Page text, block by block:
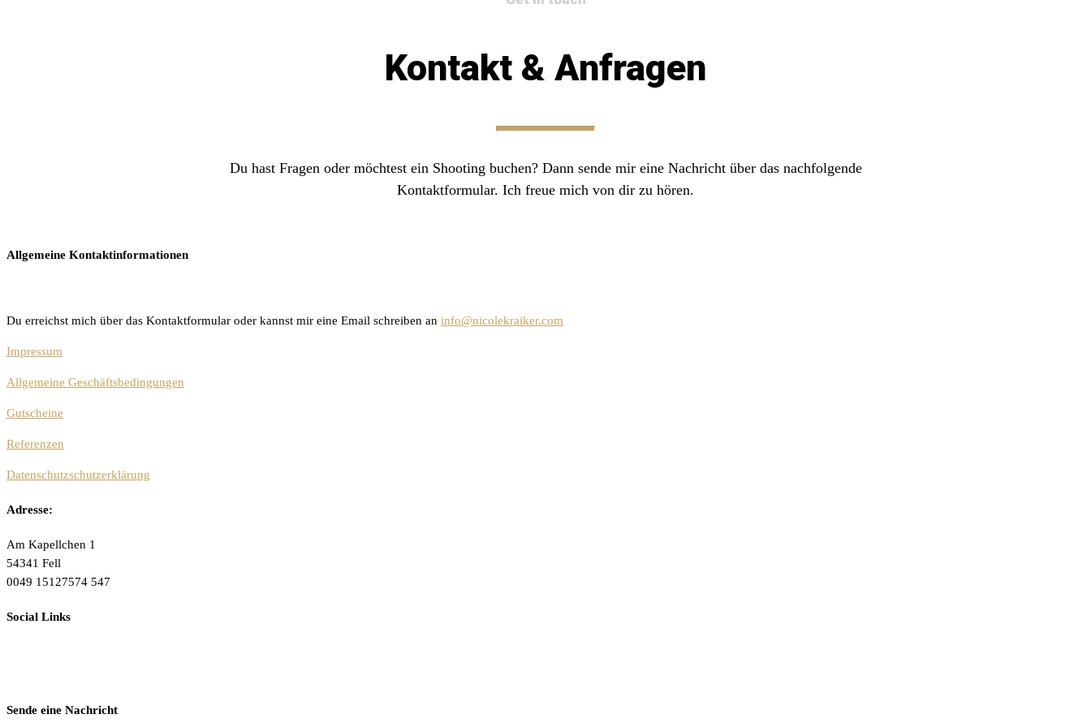
Kontakt & Anfragen
Du hast Fragen oder möchtest ein Shooting buchen? Dann sende mir eine Nachricht über das nachfolgende
Kontaktformular. Ich freue mich von dir zu hören.
Allgemeine Kontaktinformationen
Du erreichst mich über das Kontaktformular oder kannst mir eine Email schreiben an info@nicolekraiker.com
Impressum
Allgemeine Geschäftsbedingungen
Gutscheine
Referenzen
Datenschutzschutzerklärung
Adresse:
Am Kapellchen 1
54341 Fell
0049 15127574 547
Social Links
Sende eine Nachricht